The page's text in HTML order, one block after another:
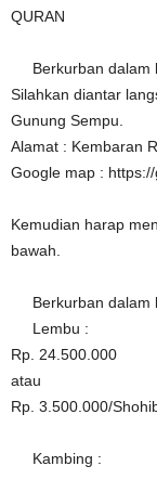
QURAN
Berkurban dalam
Silahkan diantar
Gunung Sempu.
Alamat : Kembaran
Google map :
Kemudian harap
bawah.
Berkurban dalam
Lembu :
Rp. 24.500.000
atau
Rp. 3.500.000/
Kambing :